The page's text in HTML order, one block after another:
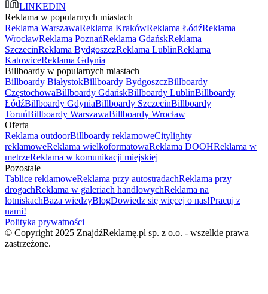
LINKEDIN
Reklama w popularnych miastach
Reklama WarszawaReklama KrakówReklama ŁódźReklama
WrocławReklama PoznańReklama GdańskReklama
SzczecinReklama BydgoszczReklama LublinReklama
KatowiceReklama Gdynia
Billboardy w popularnych miastach
Billboardy BiałystokBillboardy BydgoszczBillboardy
CzęstochowaBillboardy GdańskBillboardy LublinBillboardy
ŁódźBillboardy GdyniaBillboardy SzczecinBillboardy
ToruńBillboardy WarszawaBillboardy Wrocław
Oferta
Reklama outdoorBillboardy reklamoweCitylighty
reklamoweReklama wielkoformatowaReklama DOOHReklama w
metrzeReklama w komunikacji miejskiej
Pozostałe
Tablice reklamoweReklama przy autostradachReklama przy
drogachReklama w galeriach handlowychReklama na
lotniskachBaza wiedzyBlogDowiedz się więcej o nas!Pracuj z
nami!
Polityka prywatności
© Copyright 2025 ZnajdźReklamę.pl sp. z o.o. - wszelkie prawa
zastrzeżone.